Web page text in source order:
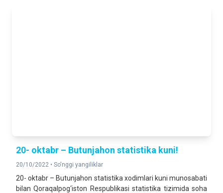
20- oktabr – Butunjahon statistika kuni!
20/10/2022 • So'nggi yangiliklar
20- oktabr – Butunjahon statistika xodimlari kuni munosabati
bilan Qoraqalpog‘iston Respublikasi statistika tizimida soha